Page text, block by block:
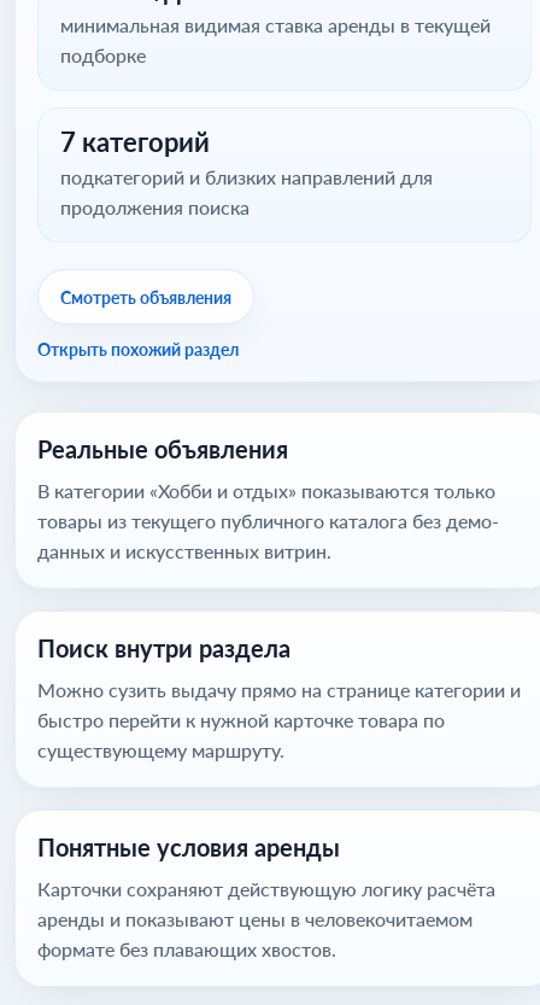
минимальная видимая ставка аренды в текущей
подборке
7 категорий
подкатегорий и близких направлений для
продолжения поиска
Смотреть объявления
Открыть похожий раздел
Реальные объявления
В категории «Хобби и отдых» показываются только
товары из текущего публичного каталога без демо-
данных и искусственных витрин.
Поиск внутри раздела
Можно сузить выдачу прямо на странице категории и
быстро перейти к нужной карточке товара по
существующему маршруту.
Понятные условия аренды
Карточки сохраняют действующую логику расчёта
аренды и показывают цены в человекочитаемом
формате без плавающих хвостов.